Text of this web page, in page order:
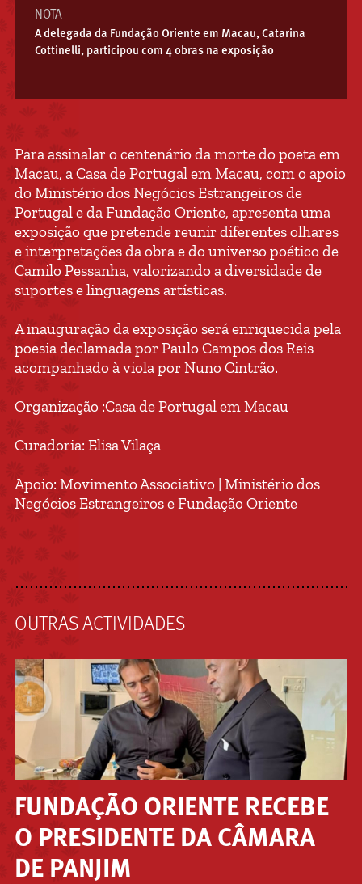
NOTA
A delegada da Fundação Oriente em Macau, Catarina
Cottinelli, participou com 4 obras na exposição
Para assinalar o centenário da morte do poeta em
Macau, a Casa de Portugal em Macau, com o apoio
do Ministério dos Negócios Estrangeiros de
Portugal e da Fundação Oriente, apresenta uma
exposição que pretende reunir diferentes olhares
e interpretações da obra e do universo poético de
Camilo Pessanha, valorizando a diversidade de
suportes e linguagens artísticas.
A inauguração da exposição será enriquecida pela
poesia declamada por Paulo Campos dos Reis
acompanhado à viola por Nuno Cintrão.
Organização :Casa de Portugal em Macau
Curadoria: Elisa Vilaça
Apoio: Movimento Associativo | Ministério dos
Negócios Estrangeiros e Fundação Oriente
OUTRAS ACTIVIDADES
FUNDAÇÃO ORIENTE RECEBE
O PRESIDENTE DA CÂMARA
DE PANJIM